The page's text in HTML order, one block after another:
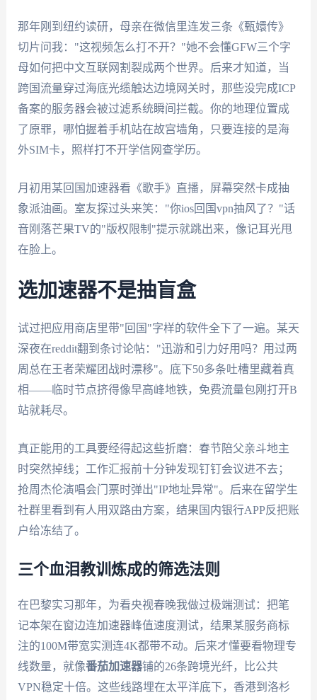
那年刚到纽约读研，母亲在微信里连发三条《甄嬛传》
切片问我："这视频怎么打不开？"她不会懂GFW三个字
母如何把中文互联网割裂成两个世界。后来才知道，当
跨国流量穿过海底光缆触达边境网关时，那些没完成ICP
备案的服务器会被过滤系统瞬间拦截。你的地理位置成
了原罪，哪怕握着手机站在故宫墙角，只要连接的是海
外SIM卡，照样打不开学信网查学历。
月初用某回国加速器看《歌手》直播，屏幕突然卡成抽
象派油画。室友探过头来笑："你ios回国vpn抽风了？"话
音刚落芒果TV的"版权限制"提示就跳出来，像记耳光甩
在脸上。
选加速器不是抽盲盒
试过把应用商店里带"回国"字样的软件全下了一遍。某天
深夜在reddit翻到条讨论帖："迅游和引力好用吗？用过两
周总在王者荣耀团战时漂移"。底下50多条吐槽里藏着真
相——临时节点挤得像早高峰地铁，免费流量包刚打开B
站就耗尽。
真正能用的工具要经得起这些折磨：春节陪父亲斗地主
时突然掉线；工作汇报前十分钟发现钉钉会议进不去；
抢周杰伦演唱会门票时弹出"IP地址异常"。后来在留学生
社群里看到有人用双路由方案，结果国内银行APP反把账
户给冻结了。
三个血泪教训炼成的筛选法则
在巴黎实习那年，为看央视春晚我做过极端测试：把笔
记本架在窗边连加速器峰值速度测试，结果某服务商标
注的100M带宽实测连4K都带不动。后来才懂要看物理专
线数量，就像番茄加速器铺的26条跨境光纤，比公共
VPN稳定十倍。这些线路埋在太平洋底下，香港到洛杉